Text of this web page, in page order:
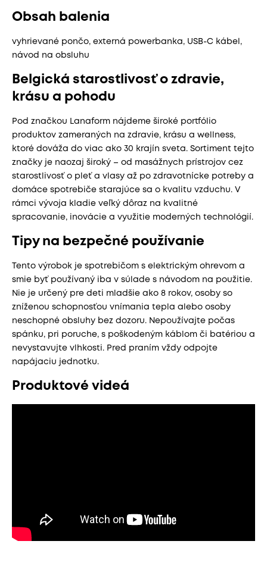
Obsah balenia
vyhrievané pončo, externá powerbanka, USB-C kábel,
návod na obsluhu
Belgická starostlivosť o zdravie,
krásu a pohodu
Pod značkou Lanaform nájdeme široké portfólio
produktov zameraných na zdravie, krásu a wellness,
ktoré dováža do viac ako 30 krajín sveta. Sortiment tejto
značky je naozaj široký – od masážnych prístrojov cez
starostlivosť o pleť a vlasy až po zdravotnícke potreby a
domáce spotrebiče starajúce sa o kvalitu vzduchu. V
rámci vývoja kladie veľký dôraz na kvalitné
spracovanie, inovácie a využitie moderných technológií.
Tipy na bezpečné používanie
Tento výrobok je spotrebičom s elektrickým ohrevom a
smie byť používaný iba v súlade s návodom na použitie.
Nie je určený pre deti mladšie ako 8 rokov, osoby so
zníženou schopnosťou vnímania tepla alebo osoby
neschopné obsluhy bez dozoru. Nepoužívajte počas
spánku, pri poruche, s poškodeným káblom či batériou a
nevystavujte vlhkosti. Pred praním vždy odpojte
napájaciu jednotku.
Produktové videá